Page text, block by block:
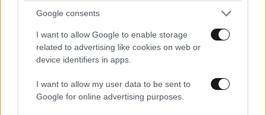
Google consents
I want to allow Google to enable storage
related to advertising like cookies on web or
device identifiers in apps.
I want to allow my user data to be sent to
Google for online advertising purposes.
TRENDING